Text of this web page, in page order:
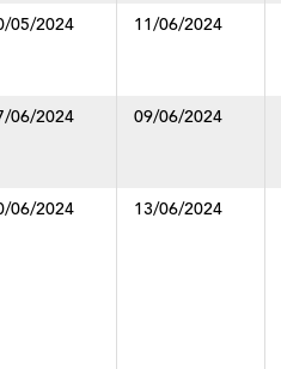
05/2024 11/06/2024
06/2024 09/06/2024
06/2024
13/06/2024